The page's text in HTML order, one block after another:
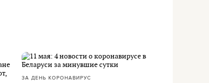
ЗА ДЕНЬ КОРОНАВИРУС